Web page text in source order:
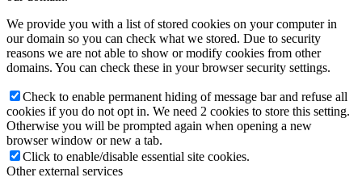
We provide you with a list of stored cookies on your computer in
our domain so you can check what we stored. Due to security
reasons we are not able to show or modify cookies from other
domains. You can check these in your browser security settings.
Check to enable permanent hiding of message bar and refuse all
cookies if you do not opt in. We need 2 cookies to store this setting.
Otherwise you will be prompted again when opening a new
browser window or new a tab.
Click to enable/disable essential site cookies.
Other external services